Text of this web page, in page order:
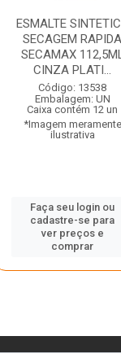
ESMALTE
SECAGEM RAPIDA
SECAMAX
CINZA PLATI...
Código: 13538
Embalagem: UN
Caixa contém 12 un
*Imagem meramente
ilustrativa
Faça seu login ou
cadastre-se para
ver preços e
comprar